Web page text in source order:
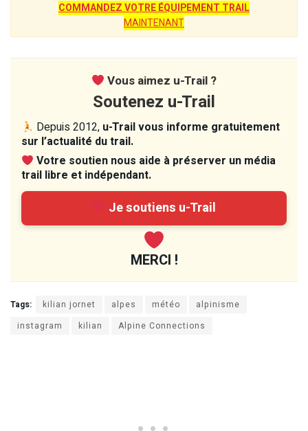
COMMANDEZ VOTRE ÉQUIPEMENT TRAIL
MAINTENANT
Vous aimez u-Trail ?
Soutenez u-Trail
Depuis 2012, u-Trail vous informe gratuitement
sur l’actualité du trail.
Votre soutien nous aide à préserver un média
trail libre et indépendant.
Je soutiens u-Trail
MERCI !
Tags: kilian jornet alpes météo
alpinisme
instagram
kilian Alpine Connections